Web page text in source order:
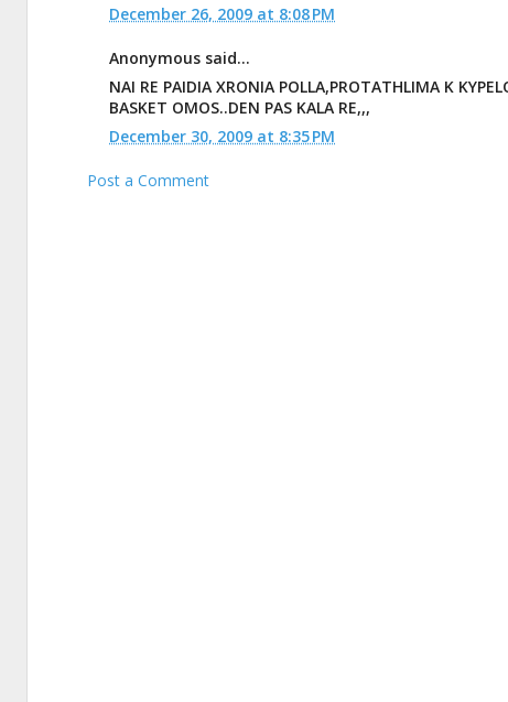
December 26, 2009 at 8:08 PM
Anonymous said...
NAI RE PAIDIA XRONIA POLLA,PROTATHLIMA K
BASKET OMOS..DEN PAS KALA RE,,,
December 30, 2009 at 8:35 PM
Post a Comment